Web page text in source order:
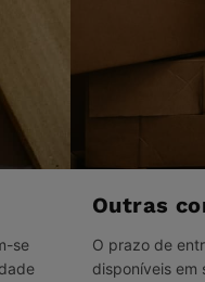
se
Outras
O prazo de
disponíveis em